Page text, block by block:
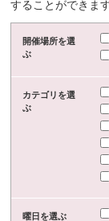
することができます
開催場所を選
ぶ
カテゴリを選
ぶ
曜日を選ぶ